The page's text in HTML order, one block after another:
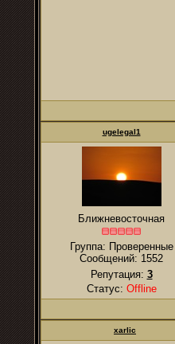
ugelegal1
Ближневосточная
Группа: Проверенные
Сообщений: 1552
Репутация: 3
Статус: Offline
xarlic